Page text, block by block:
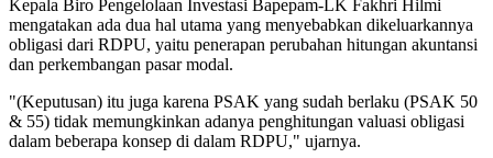
Kepala Biro Pengelolaan Investasi Bapepam-LK Fakhri Hilmi
mengatakan ada dua hal utama yang menyebabkan dikeluarkannya
obligasi dari RDPU, yaitu penerapan perubahan hitungan akuntansi
dan perkembangan pasar modal.
"(Keputusan) itu juga karena PSAK yang sudah berlaku (PSAK 50
& 55) tidak memungkinkan adanya penghitungan valuasi obligasi
dalam beberapa konsep di dalam RDPU," ujarnya.